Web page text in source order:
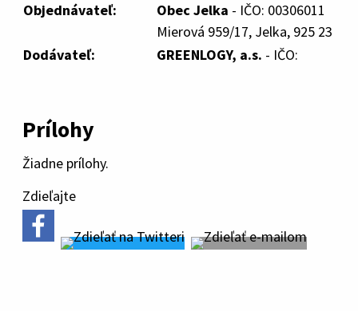
Objednávateľ:
Obec Jelka - IČO: 00306011
Mierová 959/17, Jelka, 925 23
Dodávateľ:
GREENLOGY, a.s. - IČO:
Prílohy
Žiadne prílohy.
Zdieľajte